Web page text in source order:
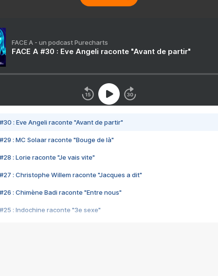
FACE A - un podcast Purecharts
FACE A #30 : Eve Angeli raconte "Avant de partir"
#30 : Eve Angeli raconte "Avant de partir"
#29 : MC Solaar raconte "Bouge de là"
#28 : Lorie raconte "Je vais vite"
#27 : Christophe Willem raconte "Jacques a dit"
#26 : Chimène Badi raconte "Entre nous"
#25 : Indochine raconte "3e sexe"